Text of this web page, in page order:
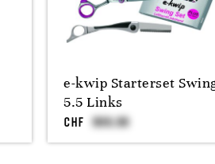
e-kwip Starterset
5.5 Links
CHF